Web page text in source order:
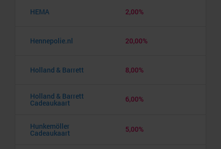
HEMA 2,00%
Hennepolie.nl 20,00%
Holland & Barrett 8,00%
Holland & Barrett
Cadeaukaart 6,00%
Hunkemöller
Cadeaukaart 5,00%